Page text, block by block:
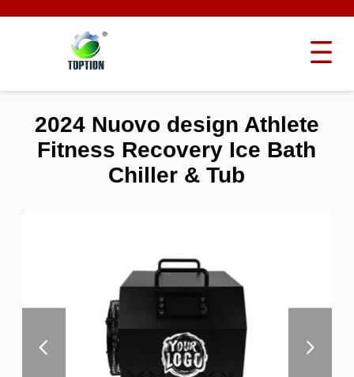
2024 Nuovo design Athlete
Fitness Recovery Ice Bath
Chiller & Tub